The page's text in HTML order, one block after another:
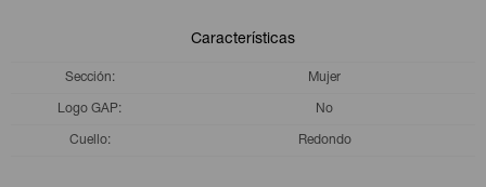
Características
Sección Mujer
Logo GAP No
Cuello Redondo